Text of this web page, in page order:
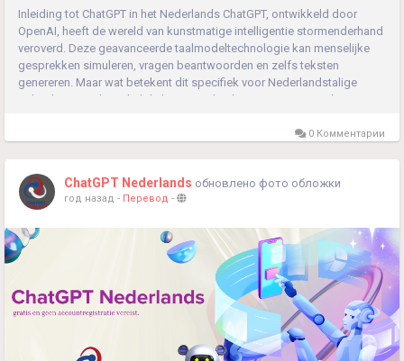
Inleiding tot ChatGPT in het Nederlands ChatGPT, ontwikkeld door
OpenAI, heeft de wereld van kunstmatige intelligentie stormenderhand
veroverd. Deze geavanceerde taalmodeltechnologie kan menselijke
gesprekken simuleren, vragen beantwoorden en zelfs teksten
genereren. Maar wat betekent dit specifiek voor Nederlandstalige
gebruikers? In dit artikel duiken we in het laatste nieuws rondom
0 Комментарии
ChatGPT Nederlands обновлено фото обложки
год назад - Перевод -